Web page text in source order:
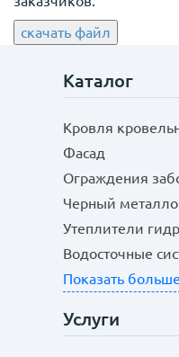
скачать файл
Каталог
Кровля
Фасад
Ограждения
Черный
Утеплители
Водосточные
Показать больше
Услуги